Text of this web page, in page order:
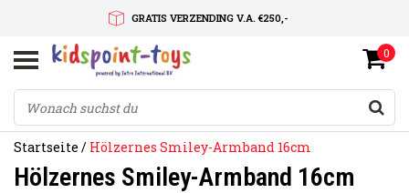
GRATIS VERZENDING V.A. €250,-
SNELLE LEVERTIJD
SERVICE OP MAAT
0
Startseite / Hölzernes Smiley-Armband 16cm
Hölzernes Smiley-Armband 16cm